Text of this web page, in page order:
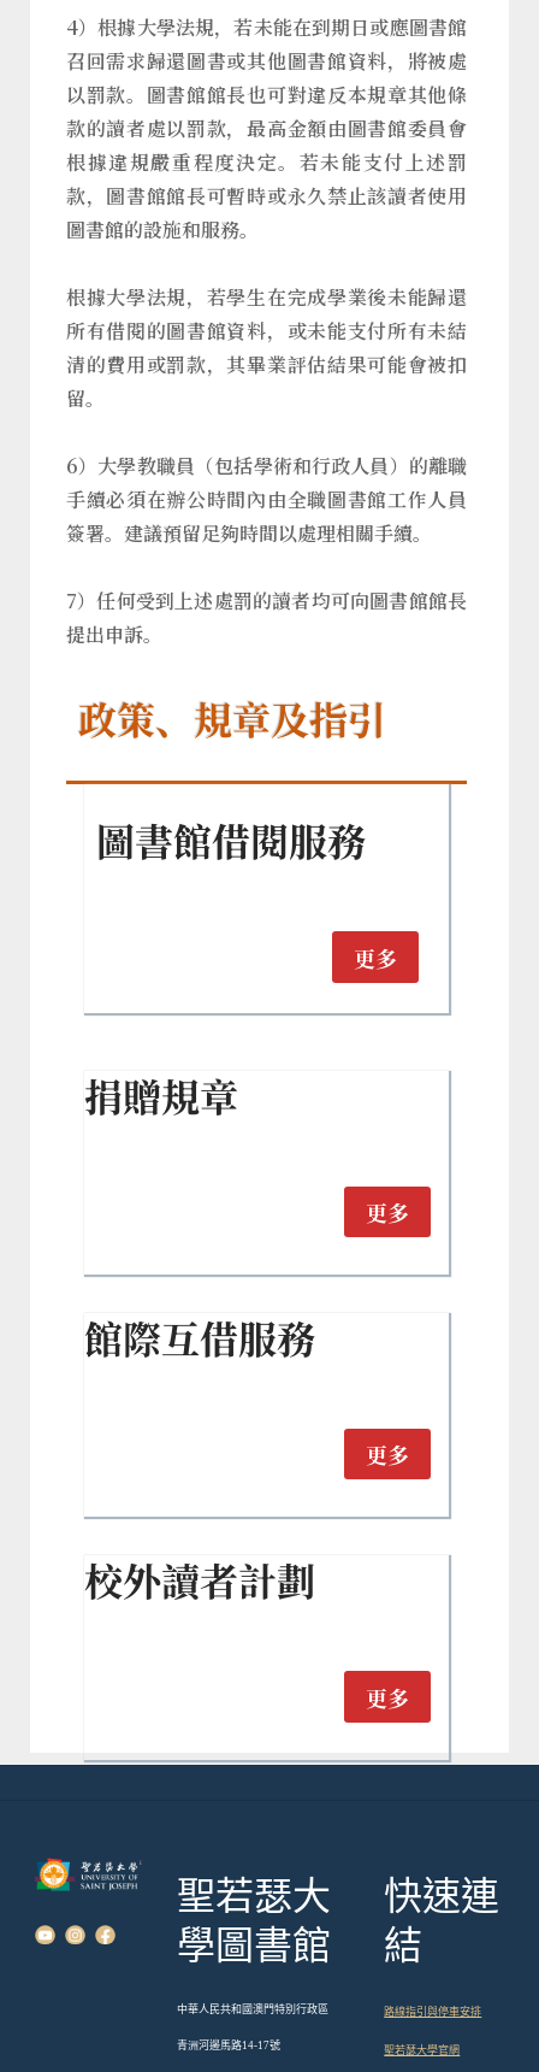
4）根據大學法規，若未能在到期日或應圖書館
召回需求歸還圖書或其他圖書館資料，將被處
以罰款。圖書館館長也可對違反本規章其他條
款的讀者處以罰款，最高金額由圖書館委員會
根據違規嚴重程度決定。若未能支付上述罰
款，圖書館館長可暫時或永久禁止該讀者使用
圖書館的設施和服務。
根據大學法規，若學生在完成學業後未能歸還
所有借閱的圖書館資料，或未能支付所有未結
清的費用或罰款，其畢業評估結果可能會被扣
留。
6）大學教職員（包括學術和行政人員）的離職
手續必須在辦公時間內由全職圖書館工作人員
簽署。建議預留足夠時間以處理相關手續。
7）任何受到上述處罰的讀者均可向圖書館館長
提出申訴。
政策、規章及指引
圖書館借閱服務
更多
捐贈規章
更多
館際互借服務
更多
校外讀者計劃
更多
聖若瑟大
學圖書館
中華人民共和國澳門特別行政區
青洲河邊馬路14-17號
快速連
結
路線指引與停車安排
聖若瑟大學官網